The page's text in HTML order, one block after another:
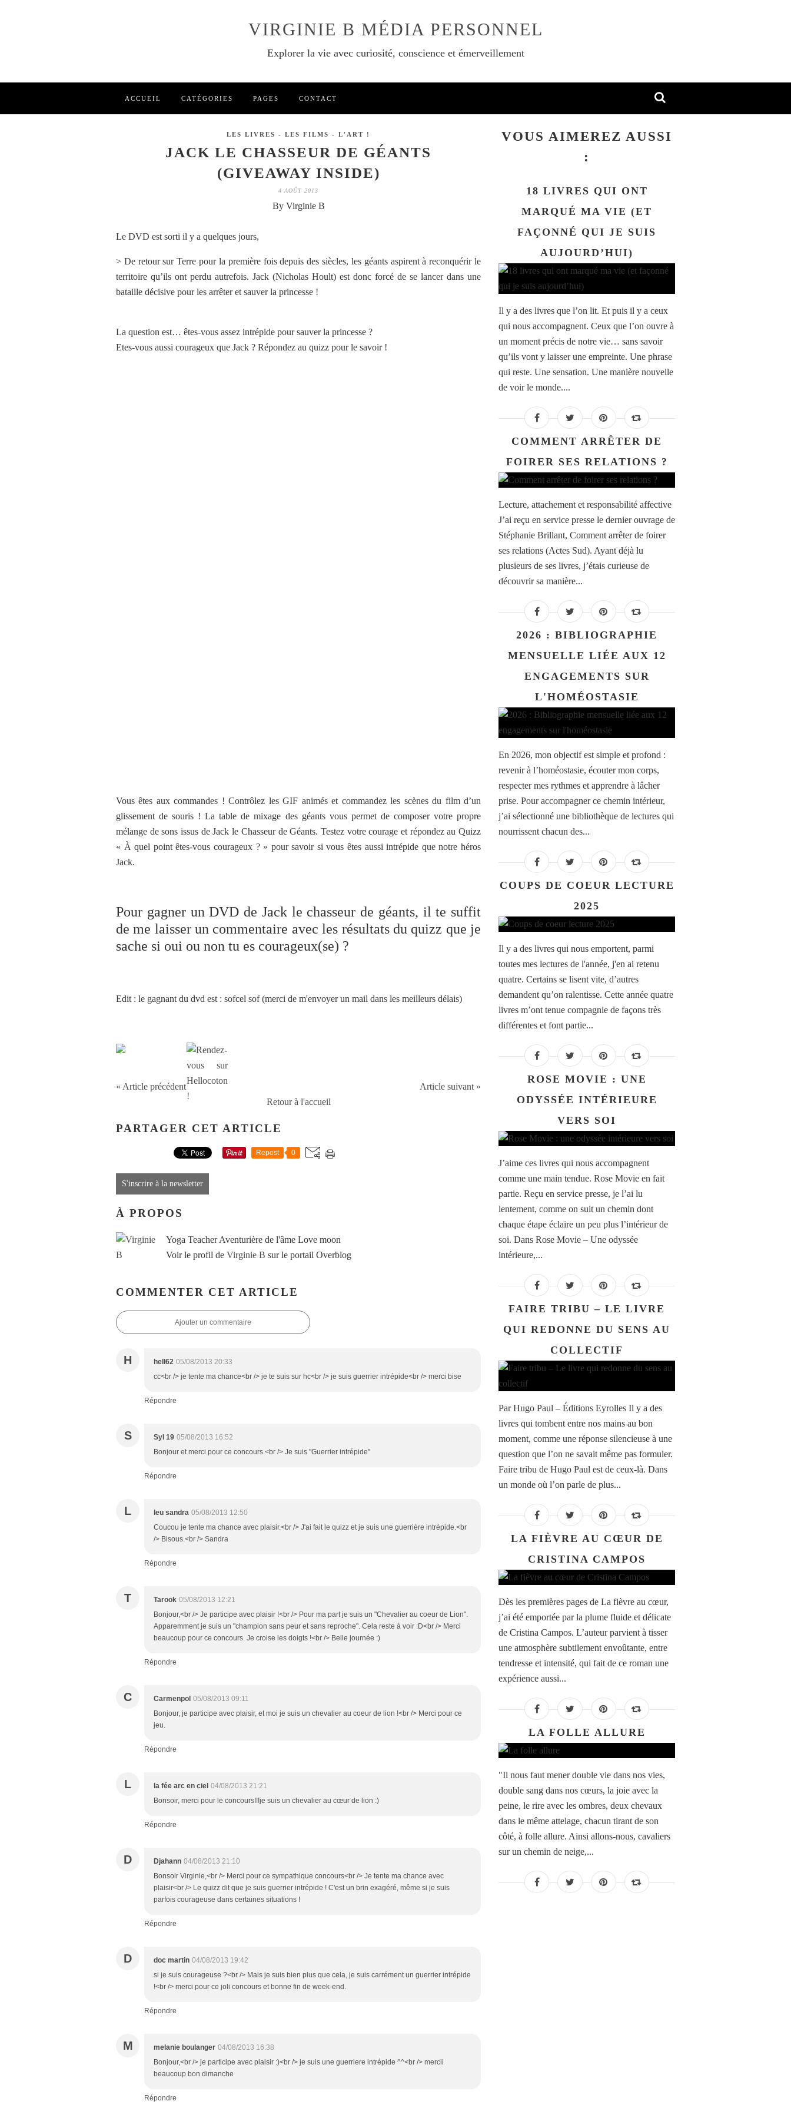
VIRGINIE B MÉDIA PERSONNEL
Explorer la vie avec curiosité, conscience et émerveillement
ACCUEIL CATÉGORIES PAGES CONTACT
LES LIVRES - LES FILMS - L'ART !
JACK LE CHASSEUR DE GÉANTS
(GIVEAWAY INSIDE)
4 AOÛT 2013
By Virginie B
Le DVD est sorti il y a quelques jours,
> De retour sur Terre pour la première fois depuis des siècles, les géants aspirent à reconquérir le
territoire qu’ils ont perdu autrefois. Jack (Nicholas Hoult) est donc forcé de se lancer dans une
bataille décisive pour les arrêter et sauver la princesse !
La question est… êtes-vous assez intrépide pour sauver la princesse ?
Etes-vous aussi courageux que Jack ? Répondez au quizz pour le savoir !
Vous êtes aux commandes ! Contrôlez les GIF animés et commandez les scènes du film d’un
glissement de souris ! La table de mixage des géants vous permet de composer votre propre
mélange de sons issus de Jack le Chasseur de Géants. Testez votre courage et répondez au Quizz
« À quel point êtes-vous courageux ? » pour savoir si vous êtes aussi intrépide que notre héros
Jack.
Pour gagner un DVD de Jack le chasseur de géants, il te suffit
de me laisser un commentaire avec les résultats du quizz que je
sache si oui ou non tu es courageux(se) ?
Edit : le gagnant du dvd est : sofcel sof (merci de m'envoyer un mail dans les meilleurs délais)
« Article précédent
Article suivant »
Retour à l'accueil
PARTAGER CET ARTICLE
Repost 0
S'inscrire à la newsletter
À PROPOS
Yoga Teacher Aventurière de l'âme Love moon
Voir le profil de Virginie B sur le portail Overblog
COMMENTER CET ARTICLE
Ajouter un commentaire
H hell62 05/08/2013 20:33
cc<br /> je tente ma chance<br /> je te suis sur hc<br /> je suis guerrier intrépide<br /> merci bise
Répondre
S Syl 19 05/08/2013 16:52
Bonjour et merci pour ce concours.<br /> Je suis "Guerrier intrépide"
Répondre
L leu sandra 05/08/2013 12:50
Coucou je tente ma chance avec plaisir.<br /> J'ai fait le quizz et je suis une guerrière intrépide.<br
/> Bisous.<br /> Sandra
Répondre
T Tarook 05/08/2013 12:21
Bonjour,<br /> Je participe avec plaisir !<br /> Pour ma part je suis un "Chevalier au coeur de Lion".
Apparemment je suis un "champion sans peur et sans reproche". Cela reste à voir :D<br /> Merci
beaucoup pour ce concours. Je croise les doigts !<br /> Belle journée :)
Répondre
C Carmenpol 05/08/2013 09:11
Bonjour, je participe avec plaisir, et moi je suis un chevalier au coeur de lion !<br /> Merci pour ce
jeu.
Répondre
L la fée arc en ciel 04/08/2013 21:21
Bonsoir, merci pour le concours!!!je suis un chevalier au cœur de lion :)
Répondre
D Djahann 04/08/2013 21:10
Bonsoir Virginie,<br /> Merci pour ce sympathique concours<br /> Je tente ma chance avec
plaisir<br /> Le quizz dit que je suis guerrier intrépide ! C'est un brin exagéré, même si je suis
parfois courageuse dans certaines situations !
Répondre
D doc martin 04/08/2013 19:42
si je suis courageuse ?<br /> Mais je suis bien plus que cela, je suis carrément un guerrier intrépide
!<br /> merci pour ce joli concours et bonne fin de week-end.
Répondre
M melanie boulanger 04/08/2013 16:38
Bonjour,<br /> je participe avec plaisir :)<br /> je suis une guerriere intrépide ^^<br /> mercii
beaucoup bon dimanche
Répondre
VOUS AIMEREZ AUSSI
:
18 LIVRES QUI ONT
MARQUÉ MA VIE (ET
FAÇONNÉ QUI JE SUIS
AUJOURD’HUI)
Il y a des livres que l’on lit. Et puis il y a ceux
qui nous accompagnent. Ceux que l’on ouvre à
un moment précis de notre vie… sans savoir
qu’ils vont y laisser une empreinte. Une phrase
qui reste. Une sensation. Une manière nouvelle
de voir le monde....
COMMENT ARRÊTER DE
FOIRER SES RELATIONS ?
Lecture, attachement et responsabilité affective
J’ai reçu en service presse le dernier ouvrage de
Stéphanie Brillant, Comment arrêter de foirer
ses relations (Actes Sud). Ayant déjà lu
plusieurs de ses livres, j’étais curieuse de
découvrir sa manière...
2026 : BIBLIOGRAPHIE
MENSUELLE LIÉE AUX 12
ENGAGEMENTS SUR
L'HOMÉOSTASIE
En 2026, mon objectif est simple et profond :
revenir à l’homéostasie, écouter mon corps,
respecter mes rythmes et apprendre à lâcher
prise. Pour accompagner ce chemin intérieur,
j’ai sélectionné une bibliothèque de lectures qui
nourrissent chacun des...
COUPS DE COEUR LECTURE
2025
Il y a des livres qui nous emportent, parmi
toutes mes lectures de l'année, j'en ai retenu
quatre. Certains se lisent vite, d’autres
demandent qu’on ralentisse. Cette année quatre
livres m’ont tenue compagnie de façons très
différentes et font partie...
ROSE MOVIE : UNE
ODYSSÉE INTÉRIEURE
VERS SOI
J’aime ces livres qui nous accompagnent
comme une main tendue. Rose Movie en fait
partie. Reçu en service presse, je l’ai lu
lentement, comme on suit un chemin dont
chaque étape éclaire un peu plus l’intérieur de
soi. Dans Rose Movie – Une odyssée
intérieure,...
FAIRE TRIBU – LE LIVRE
QUI REDONNE DU SENS AU
COLLECTIF
Par Hugo Paul – Éditions Eyrolles Il y a des
livres qui tombent entre nos mains au bon
moment, comme une réponse silencieuse à une
question que l’on ne savait même pas formuler.
Faire tribu de Hugo Paul est de ceux-là. Dans
un monde où l’on parle de plus...
LA FIÈVRE AU CŒUR DE
CRISTINA CAMPOS
Dès les premières pages de La fièvre au cœur,
j’ai été emportée par la plume fluide et délicate
de Cristina Campos. L’auteur parvient à tisser
une atmosphère subtilement envoûtante, entre
tendresse et intensité, qui fait de ce roman une
expérience aussi...
LA FOLLE ALLURE
"Il nous faut mener double vie dans nos vies,
double sang dans nos cœurs, la joie avec la
peine, le rire avec les ombres, deux chevaux
dans le même attelage, chacun tirant de son
côté, à folle allure. Ainsi allons-nous, cavaliers
sur un chemin de neige,...